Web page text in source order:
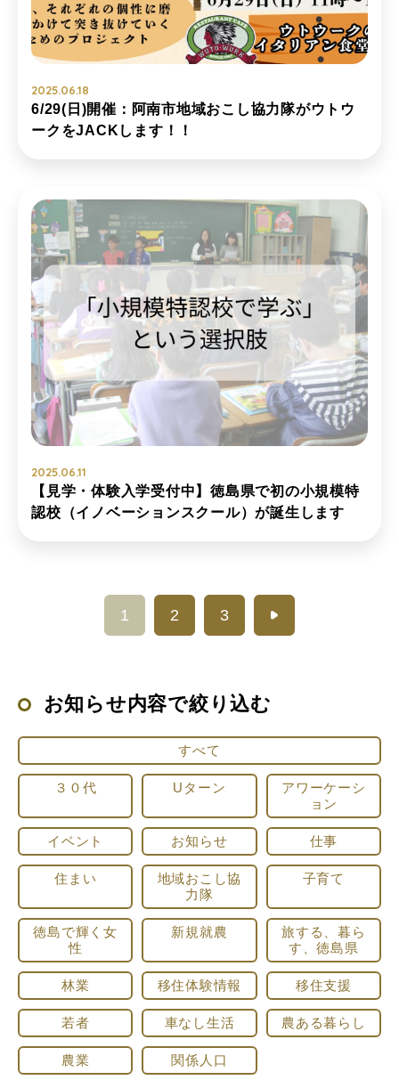
2025.06.18
6/29(日)開催：阿南市地域おこし協力隊がウトウ
ークをJACKします！！
2025.06.11
【見学・体験入学受付中】徳島県で初の小規模特
認校（イノベーションスクール）が誕生します
1 2 3
お知らせ内容で絞り込む
すべて
３０代 Uターン
アワーケーシ
ョン
イベント お知らせ 仕事
住まい
地域おこし協
力隊
子育て
徳島で輝く女
性
新規就農
旅する、暮ら
す、徳島県
林業 移住体験情報 移住支援
若者 車なし生活 農ある暮らし
農業 関係人口